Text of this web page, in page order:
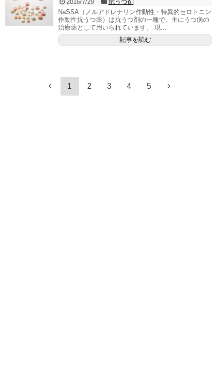
2016/7/29
抗うつ剤
NaSSA（ノルアドレナリン作動性・特異的セロトニン
作動性抗うつ薬）は抗うつ剤の一種で、主にうつ病の
治療薬として用いられています。 現...
記事を読む
1 2 3 4 5